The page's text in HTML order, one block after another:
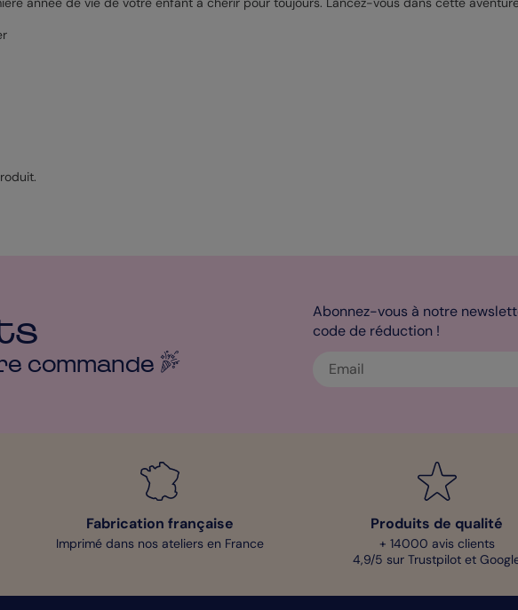
commande
Abonnez-vous à notre
code de réduction !
Fabrication française
Imprimé dans nos ateliers en France
Produits de qualité
+ 14000 avis clients
4,9/5 sur Trustpilot et